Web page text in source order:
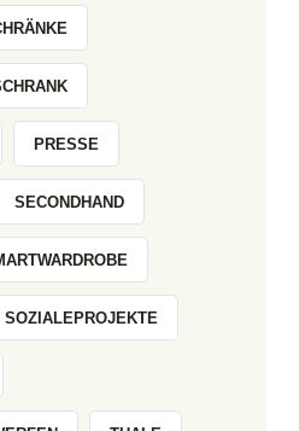
PRESSE
SECONDHAND
SOZIALEPROJEKTE